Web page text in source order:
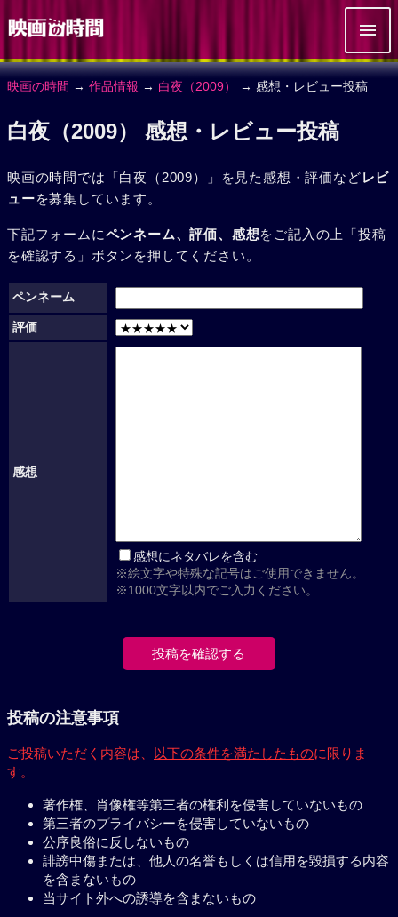
映画の時間 → 作品情報 → 白夜（2009） → 感想・レビュー投稿
白夜（2009） 感想・レビュー投稿
映画の時間では「白夜（2009）」を見た感想・評価などレビ
ューを募集しています。
下記フォームにペンネーム、評価、感想をご記入の上「投稿
を確認する」ボタンを押してください。
ペンネーム
評価
感想
感想にネタバレを含む
※絵文字や特殊な記号はご使用できません。
※1000文字以内でご入力ください。
投稿の注意事項
ご投稿いただく内容は、 以下の条件を満たしたものに限りま
す。
著作権、肖像権等第三者の権利を侵害していないもの
第三者のプライバシーを侵害していないもの
公序良俗に反しないもの
誹謗中傷または、他人の名誉もしくは信用を毀損する内容
を含まないもの
当サイト外への誘導を含まないもの